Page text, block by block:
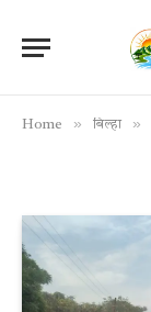
Home » बिल्हा »